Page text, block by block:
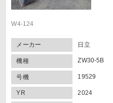
W4-124
メーカー 日立
機種 ZW30-5B
号機 19529
YR 2024